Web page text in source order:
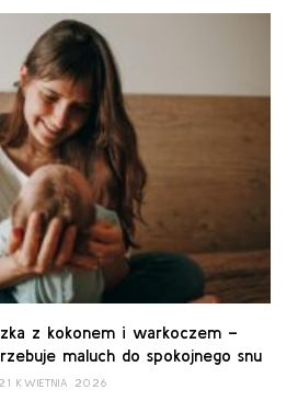
z kokonem i warkoczem –
maluch do spokojnego snu
21 KWIETNIA 2026